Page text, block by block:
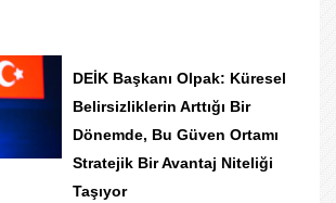
DEİK Başkanı Olpak: Küresel
Belirsizliklerin Arttığı Bir
Dönemde, Bu Güven Ortamı
Stratejik Bir Avantaj Niteliği
Taşıyor